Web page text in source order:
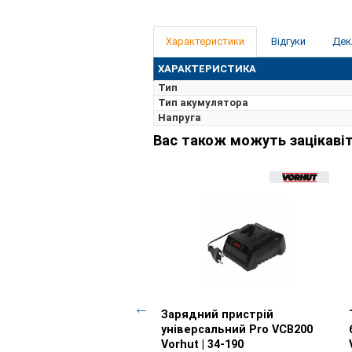
Характеристики Відгуки
ХАРАКТЕРИСТИКА
Тип
Тип акумулятора
Напруга
Вас також можуть
Перегляд товару
Зарядний пристрій
універсальний Pro VCB200
Vorhut | 34-190